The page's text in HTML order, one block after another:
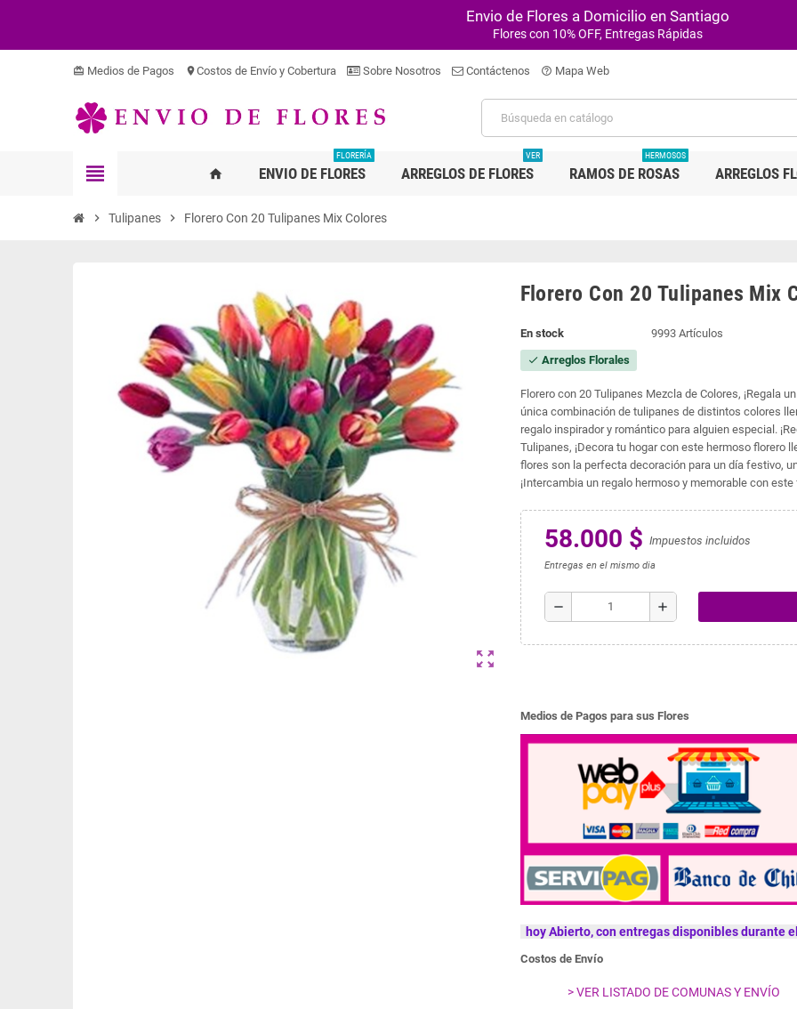
Envio de Flores a Domicilio en Santiago
Flores con 10% OFF, Entregas Rápidas
card_giftcard Medios de Pagos location_onCostos de Envío y Cobertura Sobre Nosotros Contáctenos help_outline Mapa Web
view_headline home ENVIO DE FLORES
FLORERÍA
ARREGLOS DE FLORES
VER
RAMOS DE ROSAS
HERMOSOS
ARREGLOS
chevron_right Tulipanes chevron_right Florero Con 20 Tulipanes Mix Colores
zoom_out_map
Florero Con 20 Tulipanes Mix
En stock 9993 Artículos
check Arreglos Florales
Florero con 20 Tulipanes Mezcla de Colores, ¡Regala
única combinación de tulipanes de distintos colores
regalo inspirador y romántico para alguien especial.
Tulipanes, ¡Decora tu hogar con este hermoso florero
flores son la perfecta decoración para un día festivo,
¡Intercambia un regalo hermoso y memorable con
58.000 $ Impuestos incluidos
Entregas en el mismo dia
remove add
Medios de Pagos para sus Flores
hoy Abierto, con entregas disponibles durante
Costos de Envío
> VER LISTADO DE COMUNAS Y ENVÍO